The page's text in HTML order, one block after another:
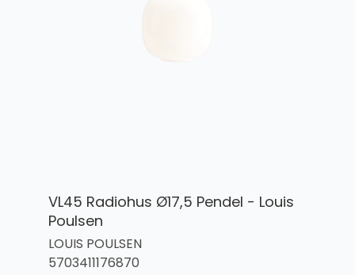
VL45 Radiohus Ø17,5 Pendel - Louis
Poulsen
LOUIS POULSEN
5703411176870